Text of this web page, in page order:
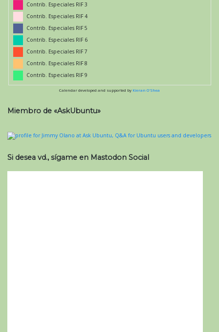
Contrib. Especiales RIF 3
Contrib. Especiales RIF 4
Contrib. Especiales RIF 5
Contrib. Especiales RIF 6
Contrib. Especiales RIF 7
Contrib. Especiales RIF 8
Contrib. Especiales RIF 9
Calendar developed and supported by Kieran O'Shea
Miembro de «AskUbuntu»
Si desea vd., sígame en Mastodon Social